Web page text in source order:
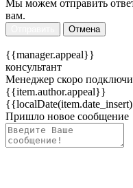
Мы можем отправить
вам.
Отмена
{{manager.appeal}}
консультант
Менеджер скоро
{{item.author.appeal}}
Пришло новое сообщение